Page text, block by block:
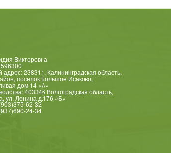
Викторовна
адрес: 238311, Калининградская область,
поселок Большое Исаково,
дом 14 «А»
403346 Волгоградская область,
ул. Ленина д.176 «Б»
62-32
24-34